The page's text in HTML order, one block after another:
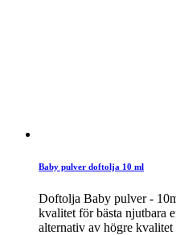
Baby pulver doftolja 10 ml
Doftolja Baby pulver -
kvalitet för bästa njutbara
alternativ av högre